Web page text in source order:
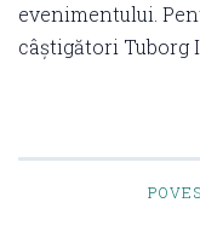
evenimentului.
câștigători Tuborg